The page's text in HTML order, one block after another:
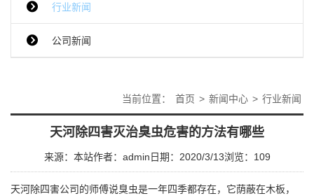
行业新闻
公司新闻
当前位置： 首页 > 新闻中心 > 行业新闻
天河除四害灭治臭虫危害的方法有哪些
来源：本站作者：admin 日期：2020/3/13浏览： 109
天河除四害公司的师傅说臭虫是一年四季都存在，它荫蔽在木板，